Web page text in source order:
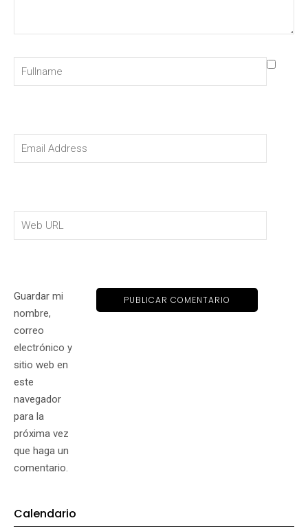
Guardar mi
nombre,
correo
electrónico y
sitio web en
este
navegador
para la
próxima vez
que haga un
comentario.
Calendario